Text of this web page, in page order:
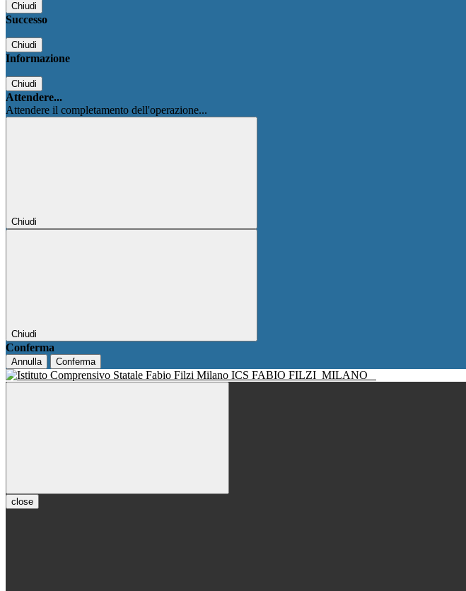
Chiudi
Successo
Chiudi
Informazione
Chiudi
Attendere...
Attendere il completamento dell'operazione...
Chiudi
Chiudi
Conferma
Annulla Conferma
ICS FABIO FILZI MILANO
close